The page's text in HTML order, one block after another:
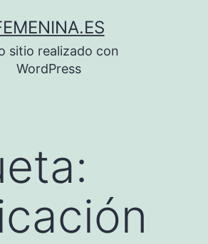
sitio realizado con
WordPress